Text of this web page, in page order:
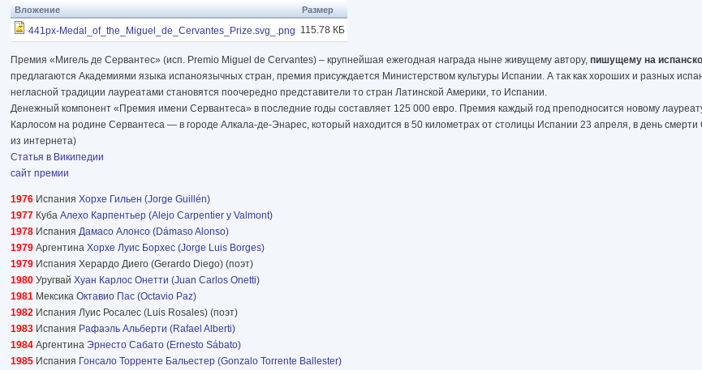
Вложение
Размер
441px-Medal_of_the_Miguel_de_Cervantes_Prize.svg_.png 115.78 КБ
Премия «Мигель де Сервантес» (исп. Premio Miguel de Cervantes) – крупнейшая ежегодная награда ныне живущему автору, пишущему на
предлагаются Академиями языка испаноязычных стран, премия присуждается Министерством культуры Испании. А так как хороших и разных
негласной традиции лауреатами становятся поочередно представители то стран Латинской Америки, то Испании.
Денежный компонент «Премия имени Сервантеса» в последние годы составляет 125 000 евро. Премия каждый год преподносится новому
Карлосом на родине Сервантеса — в городе Алкала-де-Энарес, который находится в 50 километрах от столицы Испании 23 апреля, в день
из интернета)
Статья в Википедии
сайт премии
1976 Испания Хорхе Гильен (Jorge Guillén)
1977 Куба Алехо Карпентьер (Alejo Carpentier y Valmont)
1978 Испания Дамасо Алонсо (Dámaso Alonso)
1979 Аргентина Хорхе Луис Борхес (Jorge Luis Borges)
1979 Испания Херардо Диего (Gerardo Diego) (поэт)
1980 Уругвай Хуан Карлос Онетти (Juan Carlos Onetti)
1981 Мексика Октавио Пас (Octavio Paz)
1982 Испания Луис Росалес (Luis Rosales) (поэт)
1983 Испания Рафаэль Альберти (Rafael Alberti)
1984 Аргентина Эрнесто Сабато (Ernesto Sábato)
1985 Испания Гонсало Торренте Бальестер (Gonzalo Torrente Ballester)